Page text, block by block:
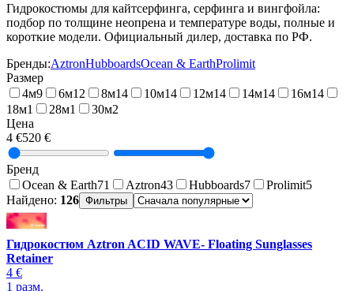
Гидрокостюмы для кайтсерфинга, серфинга и вингфойла:
подбор по толщине неопрена и температуре воды, полные и
короткие модели. Официальный дилер, доставка по РФ.
Бренды:AztronHubboardsOcean & EarthProlimit
Размер
4м9 6м12 8м14 10м14 12м14 14м14 16м14
18м1 28м1 30м2
Цена
4 €520 €
Бренд
Ocean & Earth71 Aztron43 Hubboards7 Prolimit5
Найдено: 126 Фильтры
Гидрокостюм Aztron ACID WAVE- Floating Sunglasses
Retainer
4 €
1 разм.